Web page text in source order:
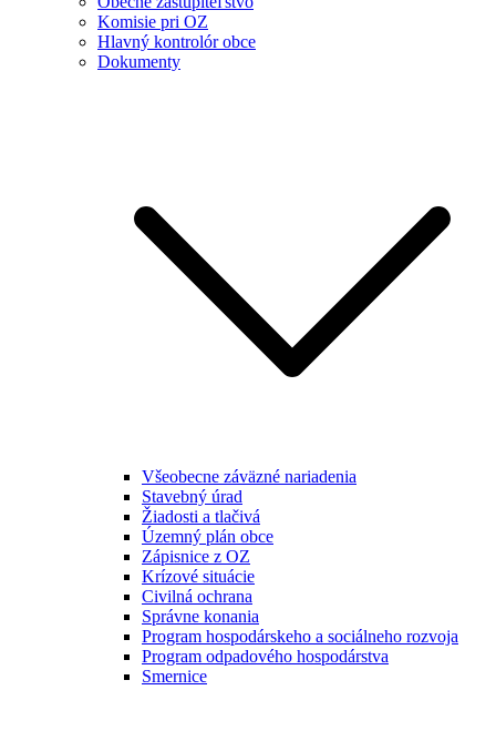
Komisie pri OZ
Hlavný kontrolór obce
Dokumenty
Všeobecne záväzné nariadenia
Stavebný úrad
Žiadosti a tlačivá
Územný plán obce
Zápisnice z OZ
Krízové situácie
Civilná ochrana
Správne konania
Program hospodárskeho a sociálneho rozvoja
Program odpadového hospodárstva
Smernice